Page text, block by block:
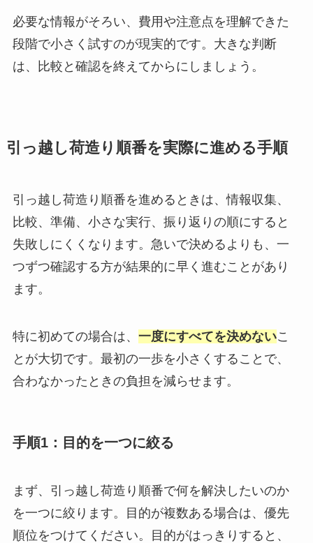
必要な情報がそろい、費用や注意点を理解できた
段階で小さく試すのが現実的です。大きな判断
は、比較と確認を終えてからにしましょう。
引っ越し荷造り順番を実際に進める手順
引っ越し荷造り順番を進めるときは、情報収集、
比較、準備、小さな実行、振り返りの順にすると
失敗しにくくなります。急いで決めるよりも、一
つずつ確認する方が結果的に早く進むことがあり
ます。
特に初めての場合は、 一度にすべてを決めないこ
とが大切です。最初の一歩を小さくすることで、
合わなかったときの負担を減らせます。
手順1：目的を一つに絞る
まず、引っ越し荷造り順番で何を解決したいのか
を一つに絞ります。目的が複数ある場合は、優先
順位をつけてください。目的がはっきりすると、